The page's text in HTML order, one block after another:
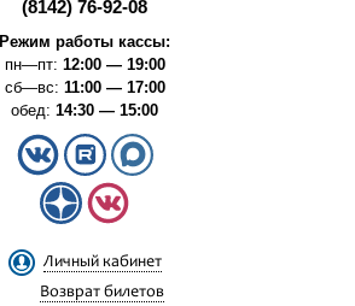
(8142) 76-92-08
Режим работы кассы:
пн—пт: 12:00 — 19:00
сб—вс: 11:00 — 17:00
обед: 14:30 — 15:00
Личный кабинет
Возврат билетов